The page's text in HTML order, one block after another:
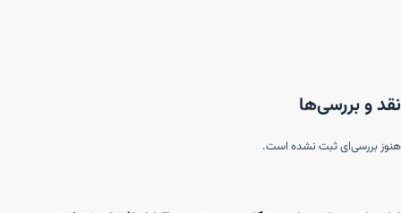
نقد و بررسی‌ها
هنوز بررسی‌ای ثبت نشده است.